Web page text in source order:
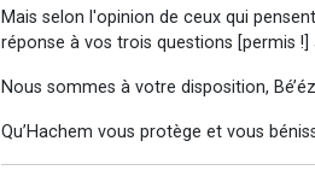
Mais selon l'opinion de ceux qui
réponse à vos trois questions [permis
Nous sommes à votre disposition,
Qu’Hachem vous protège et vous